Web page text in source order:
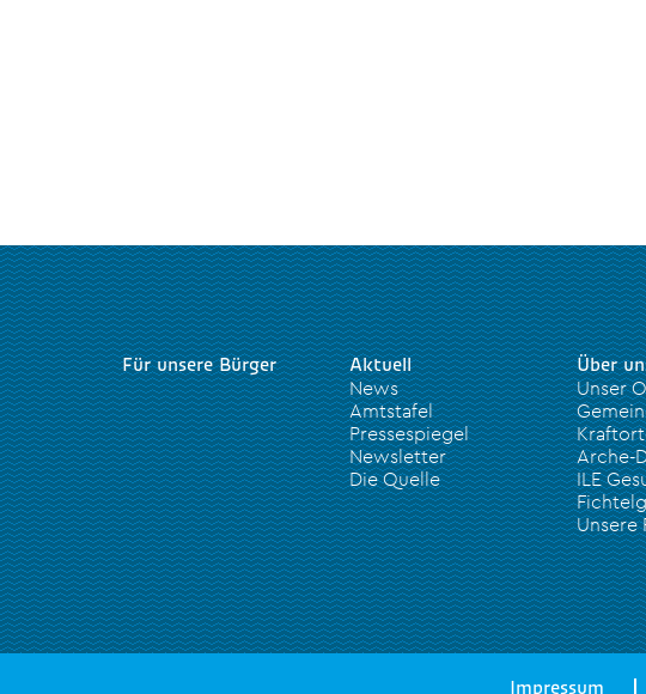
Für unsere Bürger
Aktuell
News
Amtstafel
Pressespiegel
Newsletter
Die Quelle
Über
Unser
Arche-
ILE
Unsere
Impressum